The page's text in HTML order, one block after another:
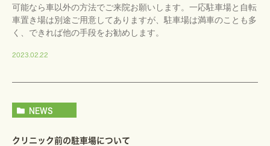
可能なら車以外の方法でご来院お願いします。一応駐車場と自転
車置き場は別途ご用意してありますが、駐車場は満車のことも多
く、できれば他の手段をお勧めします。
2023.02.22
NEWS
クリニック前の駐車場について